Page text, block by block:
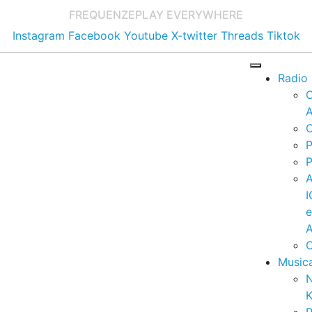
FREQUENZEPLAY EVERYWHERE
Instagram Facebook Youtube X-twitter Threads Tiktok
Radio
e